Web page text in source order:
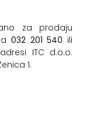
za prodaju
032 201 540 ili
ITC d.o.o.
1.